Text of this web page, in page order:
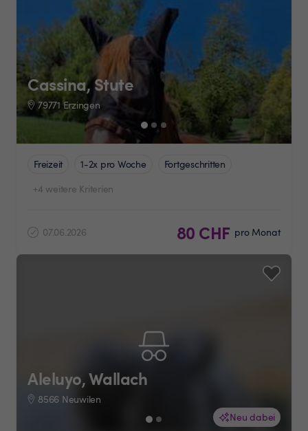
Cassina, Stute
79771 Erzingen
Freizeit 1-2x pro Woche
Fortgeschritten
+4 weitere Kriterien
07.06.2026 80 CHF pro Monat
Neu dabei
Aleluyo, Wallach
8566 Neuwilen